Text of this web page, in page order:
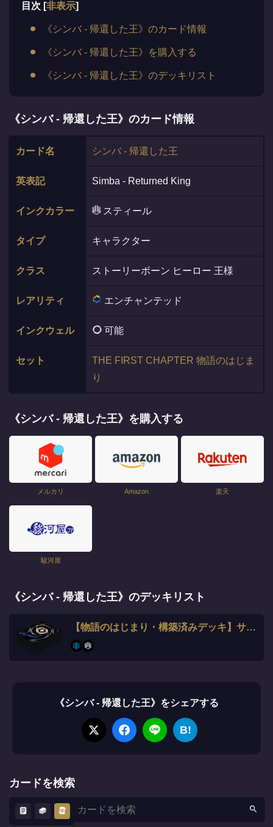
目次 [非表示]
《シンバ - 帰還した王》のカード情報
《シンバ - 帰還した王》を購入する
《シンバ - 帰還した王》のデッキリスト
《シンバ - 帰還した王》のカード情報
カード名 シンバ - 帰還した王
英表記 Simba - Returned King
インクカラー スティール
タイプ キャラクター
クラス ストーリーボーン ヒーロー 王様
レアリティ エンチャンテッド
インクウェル 可能
セット
THE FIRST CHAPTER 物語のはじま
り
《シンバ - 帰還した王》を購入する
メルカリ Amazon 楽天
駿河屋
《シンバ - 帰還した王》のデッキリスト
【物語のはじまり・構築済みデッキ】サファイア・スティール
《シンバ - 帰還した王》をシェアする
B!
カードを検索